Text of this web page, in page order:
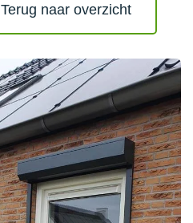
Terug naar overzicht